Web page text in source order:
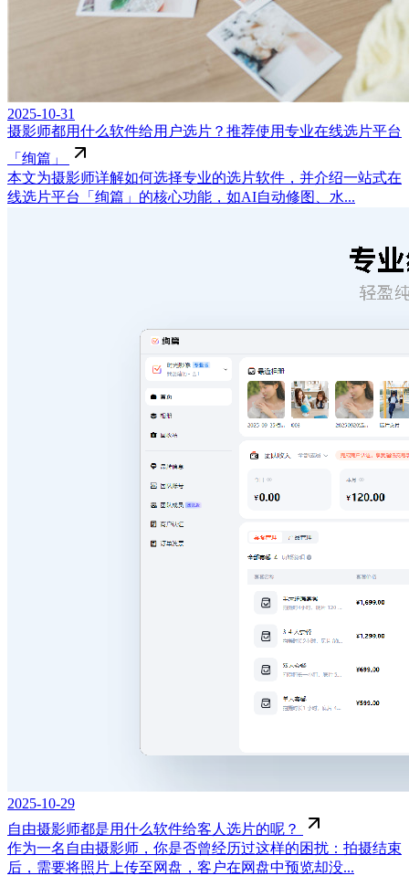
2025-10-31
摄影师都用什么软件给用户选片？推荐使用专业在线选片平台
「绚篇」
本文为摄影师详解如何选择专业的选片软件，并介绍一站式在
线选片平台「绚篇」的核心功能，如AI自动修图、水...
2025-10-29
自由摄影师都是用什么软件给客人选片的呢？
作为一名自由摄影师，你是否曾经历过这样的困扰：拍摄结束
后，需要将照片上传至网盘，客户在网盘中预览却没...